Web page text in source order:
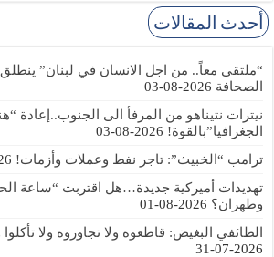
أحدث المقالات
“ملتقى معاً.. من اجل الانسان في لبنان”
الصحافة 2026-08-03
نيترات نتيناهو من المرفأ الى الجنوب..إعادة
الجغرافيا”بالقوة! 2026-08-03
ترامب “الخبيث”: تاجر نفط وعملات وأزمات! 02
تهديدات أميركية جديدة…هل اقتربت “ساعة
وطهران؟ 2026-08-01
الطائفي البغيض: قاطعوه ولا تجاوروه ولا
2026-07-31